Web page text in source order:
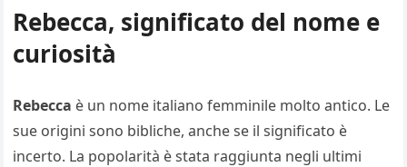
Rebecca, significato del nome e
curiosità
Rebecca è un nome italiano femminile molto antico. Le
sue origini sono bibliche, anche se il significato è
incerto. La popolarità è stata raggiunta negli ultimi